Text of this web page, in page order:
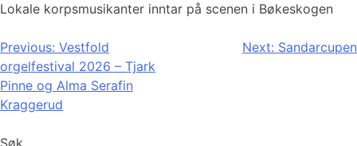
Lokale korpsmusikanter inntar på scenen i Bøkeskogen
Innleggsnavigasjon
Previous: Vestfold
orgelfestival 2026 – Tjark
Pinne og Alma Serafin
Kraggerud
Next: Sandarcupen